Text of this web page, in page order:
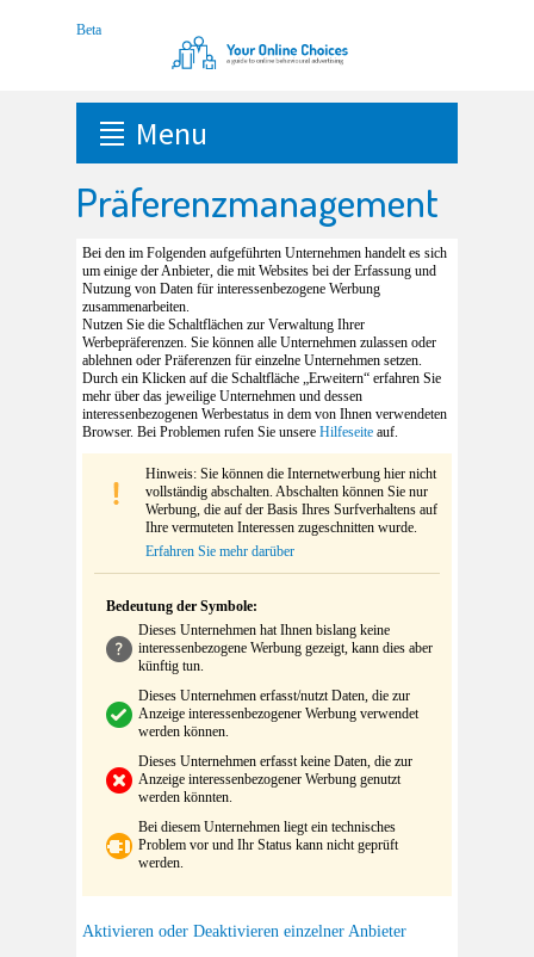
Menu
Präferenzmanagement
Bei den im Folgenden aufgeführten Unternehmen handelt es sich
um einige der Anbieter, die mit Websites bei der Erfassung und
Nutzung von Daten für interessenbezogene Werbung
zusammenarbeiten.
Nutzen Sie die Schaltflächen zur Verwaltung Ihrer
Werbepräferenzen. Sie können alle Unternehmen zulassen oder
ablehnen oder Präferenzen für einzelne Unternehmen setzen.
Durch ein Klicken auf die Schaltfläche „Erweitern“ erfahren Sie
mehr über das jeweilige Unternehmen und dessen
interessenbezogenen Werbestatus in dem von Ihnen verwendeten
Browser. Bei Problemen rufen Sie unsere Hilfeseite auf.
Hinweis: Sie können die Internetwerbung hier nicht
vollständig abschalten. Abschalten können Sie nur
Werbung, die auf der Basis Ihres Surfverhaltens auf
Ihre vermuteten Interessen zugeschnitten wurde.
Erfahren Sie mehr darüber
Bedeutung der Symbole:
Dieses Unternehmen hat Ihnen bislang keine
interessenbezogene Werbung gezeigt, kann dies aber
künftig tun.
Dieses Unternehmen erfasst/nutzt Daten, die zur
Anzeige interessenbezogener Werbung verwendet
werden können.
Dieses Unternehmen erfasst keine Daten, die zur
Anzeige interessenbezogener Werbung genutzt
werden könnten.
Bei diesem Unternehmen liegt ein technisches
Problem vor und Ihr Status kann nicht geprüft
werden.